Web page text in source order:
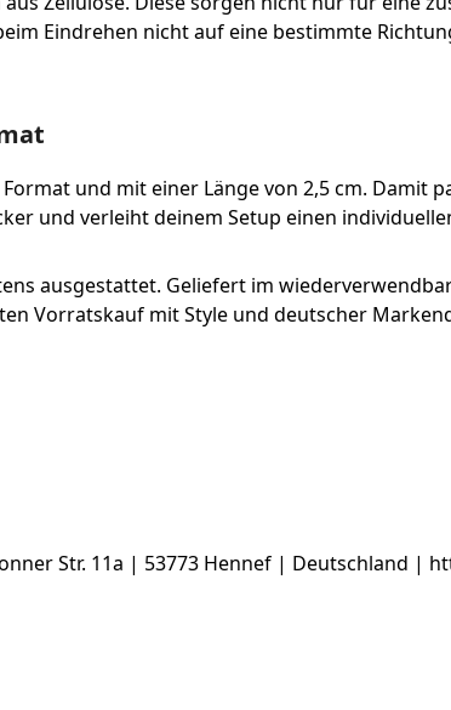
Eindrehen nicht auf eine bestimmte
und mit einer Länge von 2,5 cm. Damit
und verleiht deinem Setup einen
ausgestattet. Geliefert im
Vorratskauf mit Style und deutscher
Str. 11a | 53773 Hennef | Deutschland |